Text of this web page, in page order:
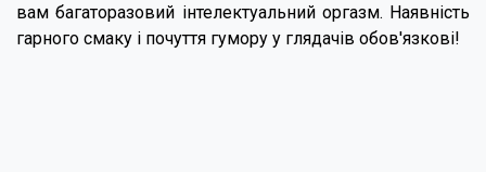
вам багаторазовий інтелектуальний оргазм. Наявність
гарного смаку і почуття гумору у глядачів обов'язкові!